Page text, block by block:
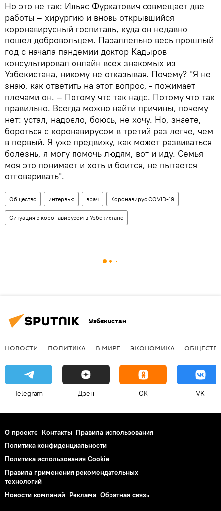
Но это не так: Ильяс Фуркатович совмещает две
работы – хирургию и вновь открывшийся
коронавирусный госпиталь, куда он недавно
пошел добровольцем. Параллельно весь прошлый
год с начала пандемии доктор Кадыров
консультировал онлайн всех знакомых из
Узбекистана, никому не отказывая. Почему? "Я не
знаю, как ответить на этот вопрос, - пожимает
плечами он. – Потому что так надо. Потому что так
правильно. Всегда можно найти причины, почему
нет: устал, надоело, боюсь, не хочу. Но, знаете,
бороться с коронавирусом в третий раз легче, чем
в первый. Я уже предвижу, как может развиваться
болезнь, я могу помочь людям, вот и иду. Семья
моя это понимает и хоть и боится, не пытается
отговаривать".
Общество интервью врач Коронавирус COVID-19
Ситуация с коронавирусом в Узбекистане
Узбекистан
НОВОСТИ ПОЛИТИКА В МИРЕ ЭКОНОМИКА
Telegram Дзен OK VK
О проекте Контакты Правила использования
Политика конфиденциальности
Политика использования Cookie
Правила применения рекомендательных
технологий
Новости компаний Реклама Обратная связь